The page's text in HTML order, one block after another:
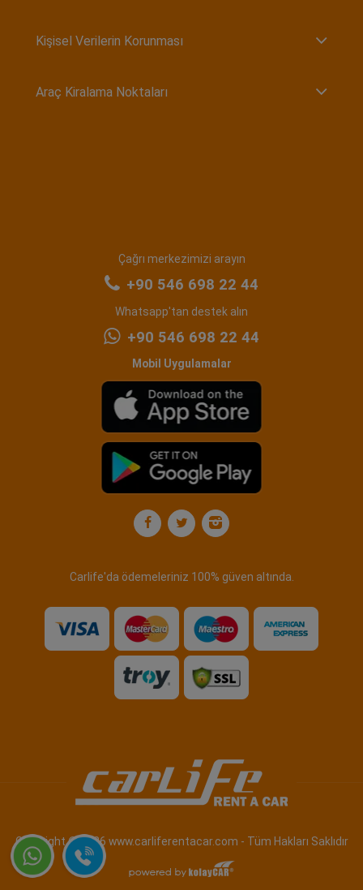
Kişisel Verilerin Korunması
Araç Kiralama Noktaları
Çağrı merkezimizi arayın
+90 546 698 22 44
Whatsapp'tan destek alın
+90 546 698 22 44
Mobil Uygulamalar
Carlife'da ödemeleriniz 100% güven altında.
Copyright © 2026 www.carliferentacar.com - Tüm Hakları Saklıdır